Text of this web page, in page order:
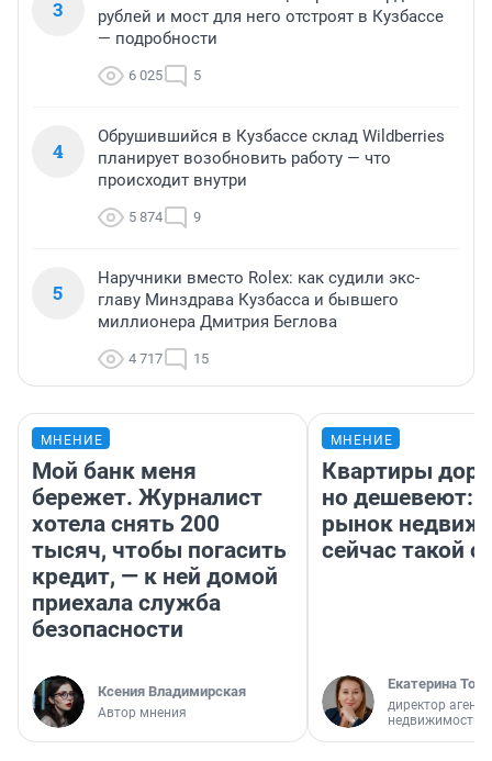
3
рублей и мост для него отстроят в Кузбассе
— подробности
6 025 5
4
Обрушившийся в Кузбассе склад Wildberries
планирует возобновить работу — что
происходит внутри
5 874 9
5
Наручники вместо Rolex: как судили экс-
главу Минздрава Кузбасса и бывшего
миллионера Дмитрия Беглова
4 717 15
МНЕНИЕ
Мой банк меня
бережет. Журналист
хотела снять 200
тысяч, чтобы погасить
кредит, — к ней домой
приехала служба
безопасности
Ксения Владимирская
Автор мнения
МНЕНИЕ
Квартиры
но дешевеют:
рынок
сейчас такой
Екатерина
директор
недвижимости